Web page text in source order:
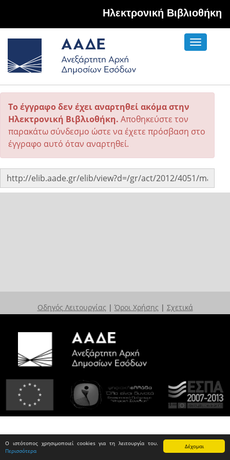
Δέχομαι
Ο ιστότοπος χρησιμοποιεί cookies για τη λειτουργία του.
Περισσότερα
Hλεκτρονική Βιβλιοθήκη
Toggle
Το έγγραφο δεν έχει αναρτηθεί ακόμα στην
Ηλεκτρονική Βιβλιοθήκη. Αποθηκεύστε τον
παρακάτω σύνδεσμο ώστε να έχετε πρόσβαση στο
έγγραφο αυτό όταν αναρτηθεί.
Οδηγός Λειτουργίας | Όροι Χρήσης | Σχετικά